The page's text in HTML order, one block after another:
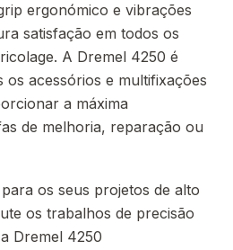
ergonómico e vibrações
satisfação em todos os
A Dremel 4250 é
acessórios e multifixações
a máxima
de melhoria, reparação ou
os seus projetos de alto
os trabalhos de precisão
Dremel 4250